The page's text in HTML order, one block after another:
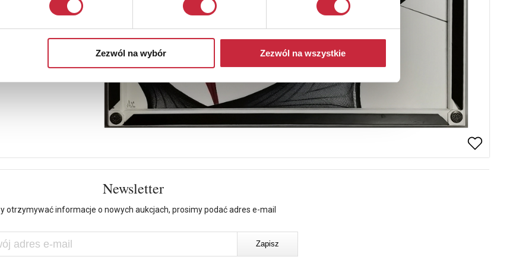
Zezwól na wybór Zezwól na wszystkie
Newsletter
otrzymywać informacje o nowych aukcjach, prosimy podać adres e-mail